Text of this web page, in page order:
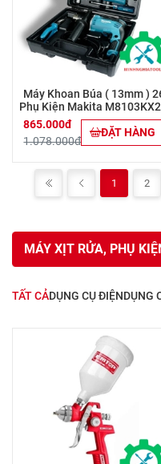
Máy Khoan Búa ( 13mm )
Phụ Kiện Makita
865.000đ
1.078.000đ
ĐẶT HÀNG
1 2
MÁY XỊT RỬA, PHỤ
TẤT CẢDỤNG CỤ ĐIỆNDỤNG